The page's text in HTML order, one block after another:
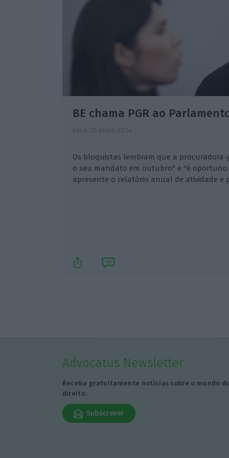
BE chama PGR ao
Lusa, 25 Junho 2024
Os bloquistas lembram que a
o seu mandato em outubro" e "é
apresente o relatório anual de atividade e
Advocatus Newsletter
Receba gratuitamente notícias sobre o mundo
direito.
Subscrever